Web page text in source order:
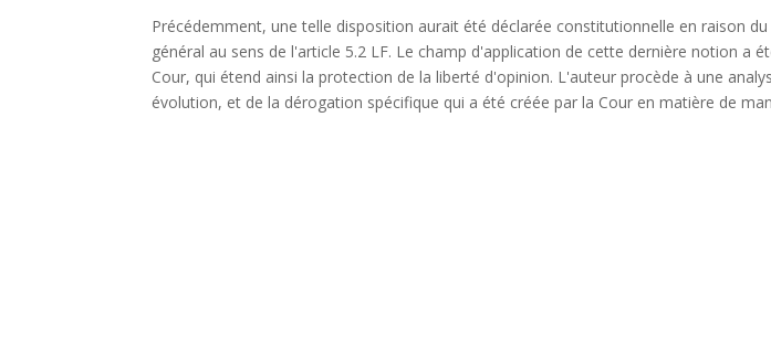
Précédemment, une telle disposition aurait été déclarée constitutionnelle en raison
général au sens de l'article 5.2 LF. Le champ d'application de cette dernière notion a
Cour, qui étend ainsi la protection de la liberté d'opinion. L'auteur procède à une
évolution, et de la dérogation spécifique qui a été créée par la Cour en matière